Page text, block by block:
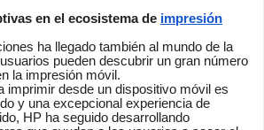
en el ecosistema de impresión
ha llegado también al mundo de la
pueden descubrir un gran número
la impresión móvil.
imprimir desde un dispositivo móvil es
y una excepcional experiencia de
HP ha seguido desarrollando